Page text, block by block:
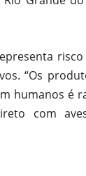
“Os
humanos é
com aves